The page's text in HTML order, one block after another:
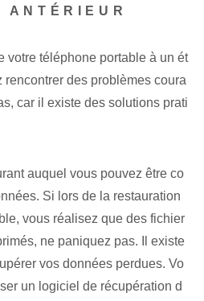
votre téléphone portable à un ét
rencontrer des problèmes coura
car il existe des solutions prati
auquel vous pouvez être co
Si lors de la restauration
vous réalisez que ⁤des fichier
ne paniquez pas. Il existe
vos données perdues. Vo
un logiciel de récupération d